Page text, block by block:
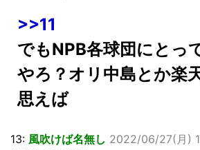
>>11
でもNPB各球団にとっ
やろ？オリ中島とか楽
思えば
13: 風吹けば名無し 2022/06/27(月)